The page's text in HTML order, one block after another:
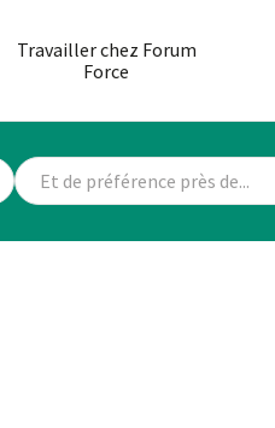
Travailler chez Forum
Force